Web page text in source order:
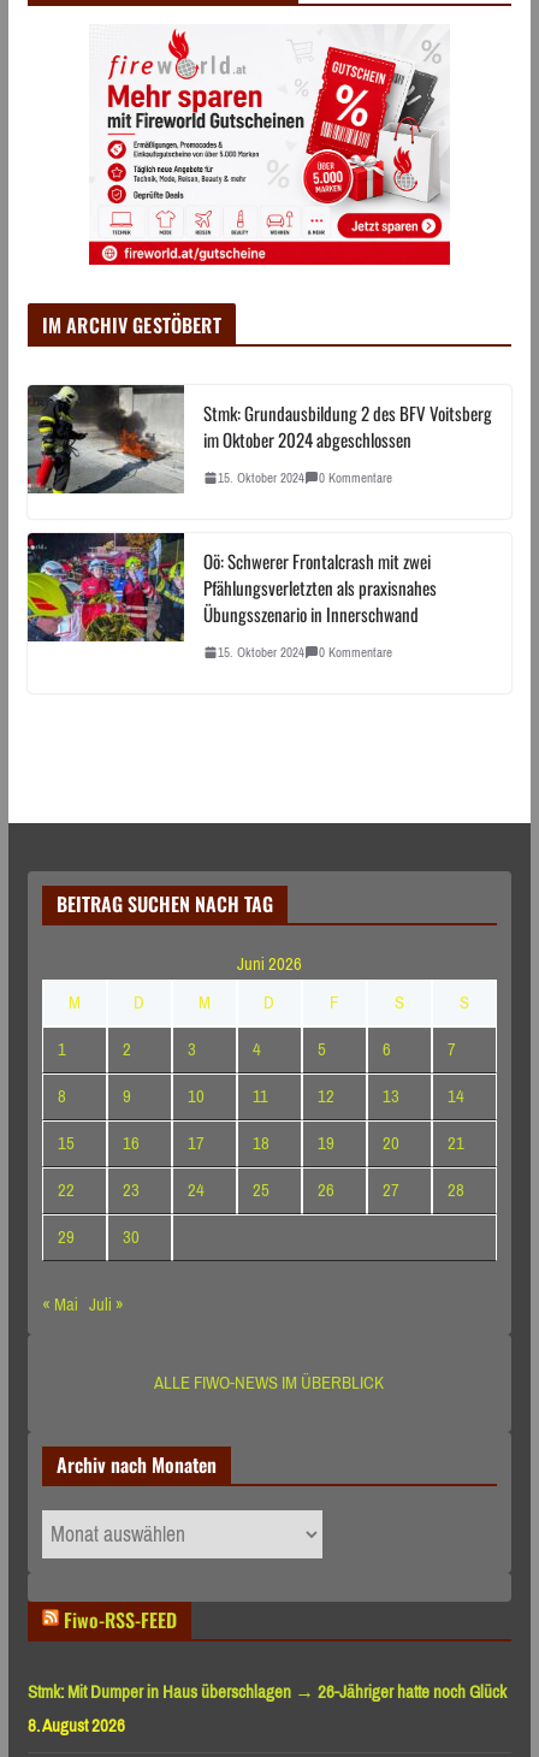
IM ARCHIV GESTÖBERT
Stmk: Grundausbildung 2 des BFV Voitsberg
im Oktober 2024 abgeschlossen
15. Oktober 2024 0 Kommentare
Oö: Schwerer Frontalcrash mit zwei
Pfählungsverletzten als praxisnahes
Übungsszenario in Innerschwand
15. Oktober 2024 0 Kommentare
BEITRAG SUCHEN NACH TAG
Juni 2026
M
D M D F S
S
1
2 3 4 5 6
7
8
9 10 11 12 13
14
15
16 17 18 19 20
21
22
23 24 25 26 27
28
29
30
« Mai Juli »
ALLE FIWO-NEWS IM ÜBERBLICK
Archiv nach Monaten
Archiv
nach
Fiwo-RSS-FEED
Stmk: Mit Dumper in Haus überschlagen → 26-Jähriger hatte noch Glück
8. August 2026